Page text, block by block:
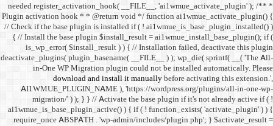
needed
Plugin activation hook * *
// Check if the base plugin
{ // Install the base plugin
is_wp_error(
deactivate_plugins(
in-One WP
download
migration/' ) ); } } //
require_once ABSPATH